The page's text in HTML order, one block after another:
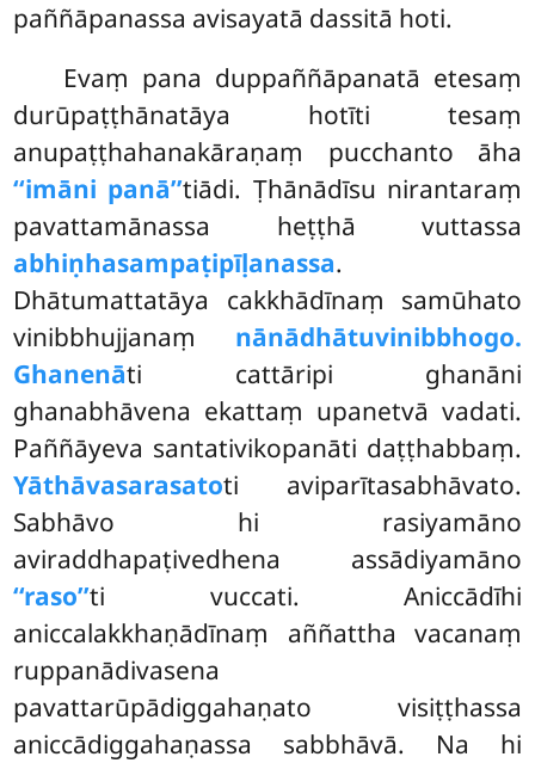
paññāpanassa avisayatā dassitā hoti.
Evaṃ pana duppaññāpanatā etesaṃ
durūpaṭṭhānatāya hotīti tesaṃ
anupaṭṭhahanakāraṇaṃ pucchanto āha
‘‘imāni panā’’tiādi. Ṭhānādīsu nirantaraṃ
pavattamānassa heṭṭhā vuttassa
abhiṇhasampaṭipīḷanassa.
Dhātumattatāya cakkhādīnaṃ samūhato
vinibbhujjanaṃ nānādhātuvinibbhogo.
Ghanenāti cattāripi ghanāni
ghanabhāvena ekattaṃ upanetvā vadati.
Paññāyeva santativikopanāti daṭṭhabbaṃ.
Yāthāvasarasatoti aviparītasabhāvato.
Sabhāvo hi rasiyamāno
aviraddhapaṭivedhena assādiyamāno
‘‘raso’’ti vuccati. Aniccādīhi
aniccalakkhaṇādīnaṃ aññattha vacanaṃ
ruppanādivasena
pavattarūpādiggahaṇato visiṭṭhassa
aniccādiggahaṇassa sabbhāvā. Na hi